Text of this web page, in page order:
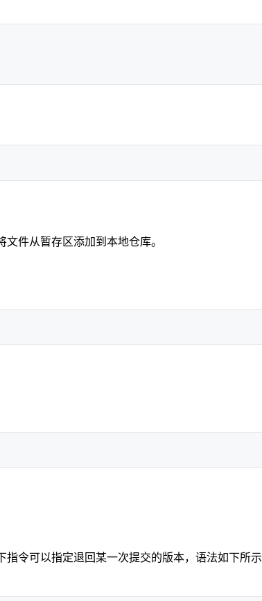
件从暂存区添加到本地仓库。
令可以指定退回某一次提交的版本，语法如下所示